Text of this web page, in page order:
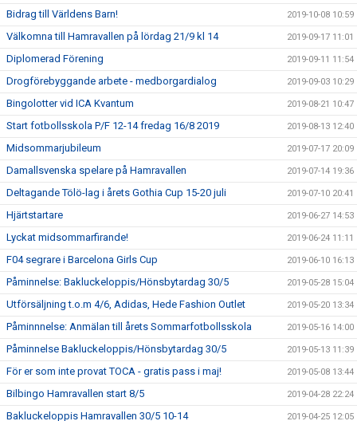
Bidrag till Världens Barn! 2019-10-08 10:59
Välkomna till Hamravallen på lördag 21/9 kl 14 2019-09-17 11:01
Diplomerad Förening 2019-09-11 11:54
Drogförebyggande arbete - medborgardialog 2019-09-03 10:29
Bingolotter vid ICA Kvantum 2019-08-21 10:47
Start fotbollsskola P/F 12-14 fredag 16/8 2019 2019-08-13 12:40
Midsommarjubileum 2019-07-17 20:09
Damallsvenska spelare på Hamravallen 2019-07-14 19:36
Deltagande Tölö-lag i årets Gothia Cup 15-20 juli 2019-07-10 20:41
Hjärtstartare 2019-06-27 14:53
Lyckat midsommarfirande! 2019-06-24 11:11
F04 segrare i Barcelona Girls Cup 2019-06-10 16:13
Påminnelse: Bakluckeloppis/Hönsbytardag 30/5 2019-05-28 15:04
Utförsäljning t.o.m 4/6, Adidas, Hede Fashion Outlet 2019-05-20 13:34
Påminnnelse: Anmälan till årets Sommarfotbollsskola 2019-05-16 14:00
Påminnelse Bakluckeloppis/Hönsbytardag 30/5 2019-05-13 11:39
För er som inte provat TOCA - gratis pass i maj! 2019-05-08 13:44
Bilbingo Hamravallen start 8/5 2019-04-28 22:24
Bakluckeloppis Hamravallen 30/5 10-14 2019-04-25 12:05